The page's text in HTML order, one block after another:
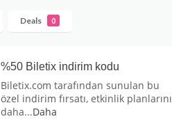
Deals 0
%50 Biletix indirim kodu
Biletix.com tarafından sunulan bu
özel indirim fırsatı, etkinlik planlarını
daha...Daha